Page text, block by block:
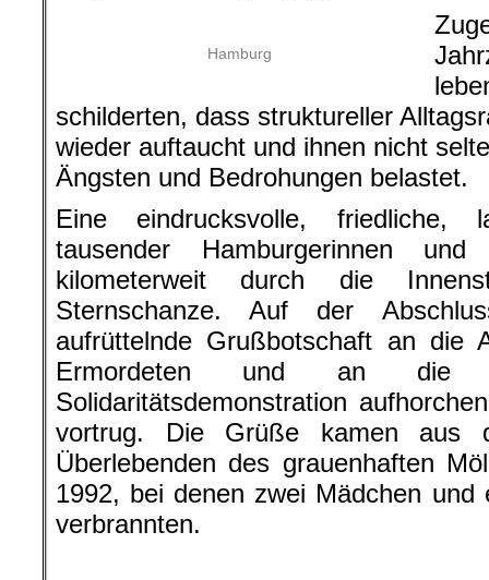
Hamburg
schilderten, dass struktureller
wieder auftaucht und ihnen nicht
Ängsten und Bedrohungen belastet.
Eine eindrucksvolle, friedliche,
tausender Hamburgerinnen
kilometerweit durch die
Sternschanze. Auf der
aufrüttelnde Grußbotschaft an die
Ermordeten und an die
Solidaritätsdemonstration
vortrug. Die Grüße kamen aus
Überlebenden des grauenhaften
1992, bei denen zwei Mädchen
verbrannten.